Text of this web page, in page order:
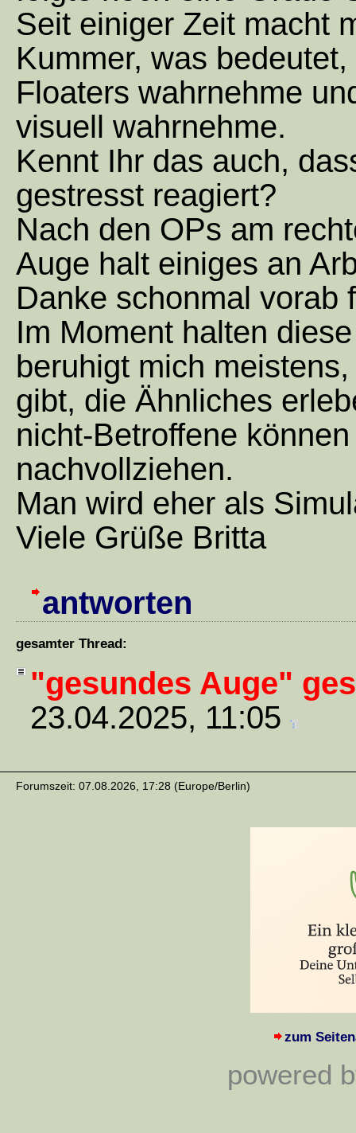
Seit einiger Zeit macht
Kummer, was
Floaters wahrnehme
visuell wahrnehme.
Kennt Ihr das auch,
gestresst reagiert?
Nach den OPs am
Auge halt einiges an
Danke schonmal vorab
Im Moment halten
beruhigt mich
gibt, die Ähnliches
nicht-Betroffene
nachvollziehen.
Man wird eher als
Viele Grüße Britta
antworten
gesamter Thread:
"gesundes Auge"
23.04.2025, 11:05
Forumszeit: 07.08.2026, 17:28 (Europe/Berlin)
zum
powered